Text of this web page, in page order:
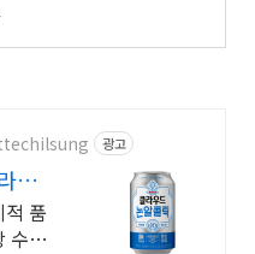
광고
우
품
수상